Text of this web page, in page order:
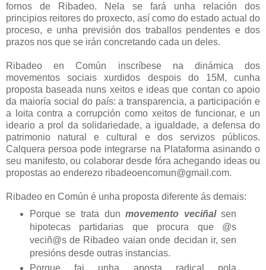
fornos de Ribadeo. Nela se fará unha relación dos
principios reitores do proxecto, así como do estado actual do
proceso, e unha previsión dos traballos pendentes e dos
prazos nos que se irán concretando cada un deles.
Ribadeo en Común inscríbese na dinámica dos
movementos sociais xurdidos despois do 15M, cunha
proposta baseada nuns xeitos e ideas que contan co apoio
da maioría social do país: a transparencia, a participación e
a loita contra a corrupción como xeitos de funcionar, e un
ideario a prol da solidariedade, a igualdade, a defensa do
patrimonio natural e cultural e dos servizos públicos.
Calquera persoa pode integrarse na Plataforma asinando o
seu manifesto, ou colaborar desde fóra achegando ideas ou
propostas ao enderezo ribadeoencomun@gmail.com.
Ribadeo en Común é unha proposta diferente ás demais:
Porque se trata dunmovemento veciñalsen
hipotecas partidarias que procura que @s
veciñ@s de Ribadeo vaian onde decidan ir, sen
presións desde outras instancias.